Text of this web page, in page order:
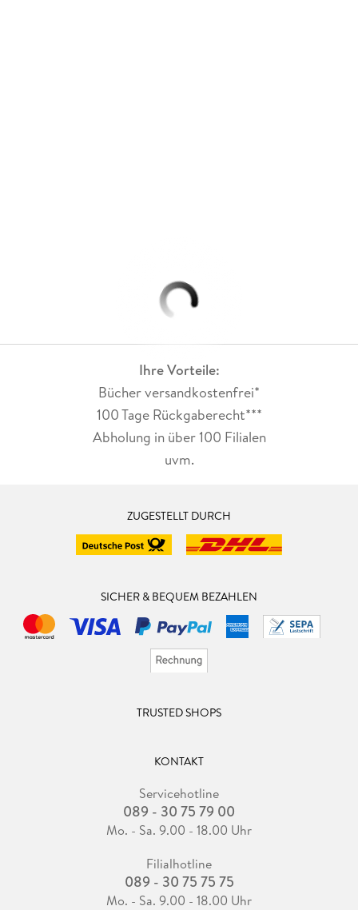
Ihre Vorteile:
Bücher versandkostenfrei*
100 Tage Rückgaberecht***
Abholung in über 100 Filialen
uvm.
ZUGESTELLT DURCH
SICHER & BEQUEM BEZAHLEN
TRUSTED SHOPS
KONTAKT
Servicehotline
089 - 30 75 79 00
Mo. - Sa. 9.00 - 18.00 Uhr
Filialhotline
089 - 30 75 75 75
Mo. - Sa. 9.00 - 18.00 Uhr